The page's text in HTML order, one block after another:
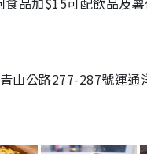
山公路277-287號運通